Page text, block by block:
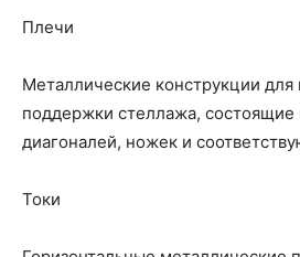
Плечи
Металлические конструкции для
поддержки стеллажа, состоящие
диагоналей, ножек и
Токи